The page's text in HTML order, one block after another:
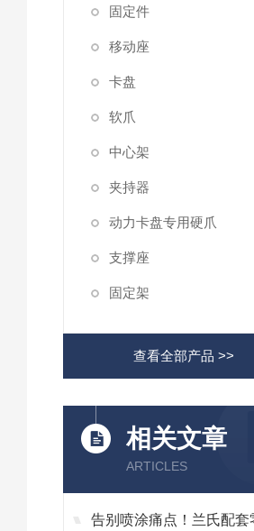
固定件
移动座
卡盘
软爪
中心架
夹持器
动力卡盘专用硬爪
支撑座
固定架
查看全部产品 >>
相关文章
ARTICLES
告别喷涂痛点！兰氏配套